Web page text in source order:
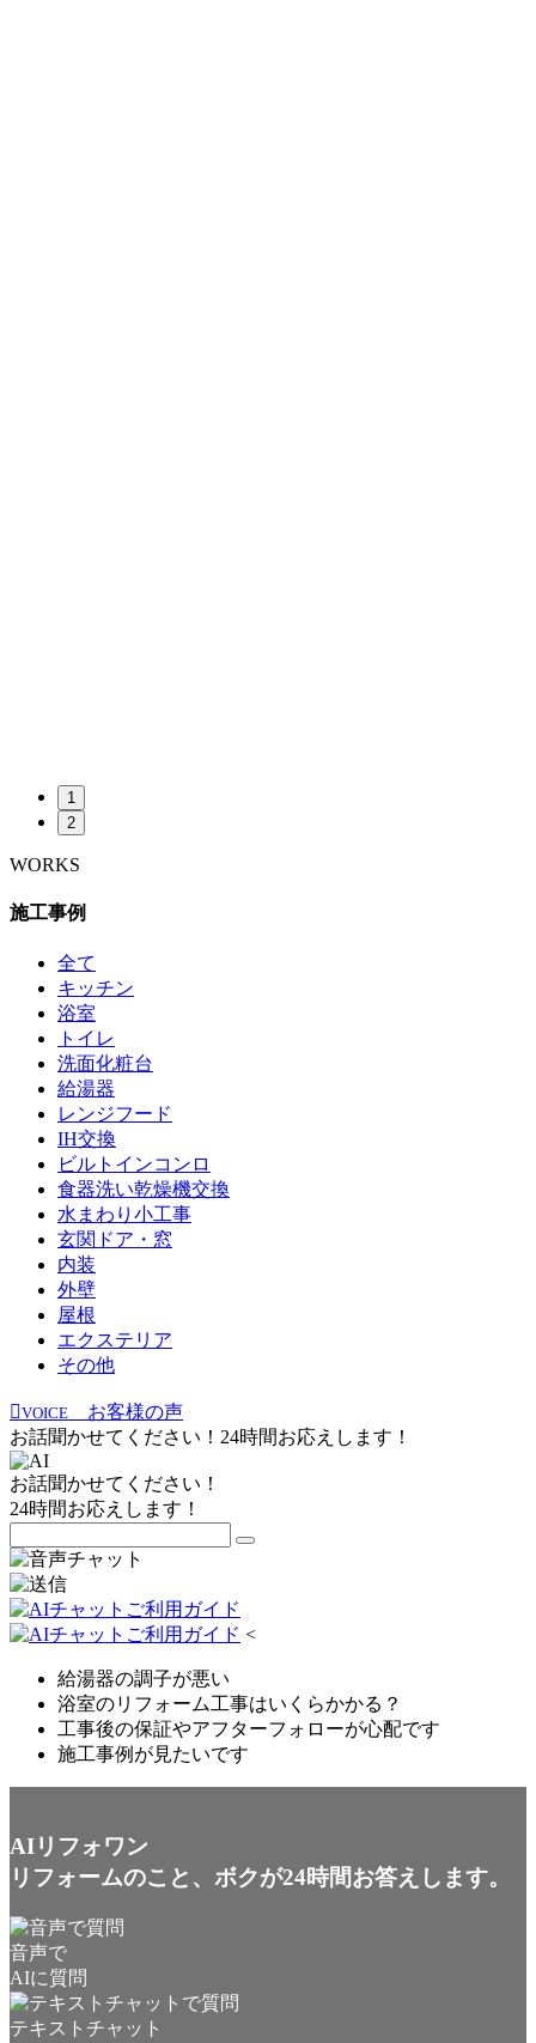
1
2
WORKS
施工事例
全て
キッチン
浴室
トイレ
洗面化粧台
給湯器
レンジフード
IH交換
ビルトインコンロ
食器洗い乾燥機交換
水まわり小工事
玄関ドア・窓
内装
外壁
屋根
エクステリア
その他
VOICE
お客様の声
お話聞かせてください！24時間お応えします！
お話聞かせてください！
24時間お応えします！
<
給湯器の調子が悪い
浴室のリフォーム工事はいくらかかる？
工事後の保証やアフターフォローが心配です
施工事例が見たいです
AIリフォワン
リフォームのこと、ボクが24時間お答えします。
音声で
AIに質問
テキストチャット